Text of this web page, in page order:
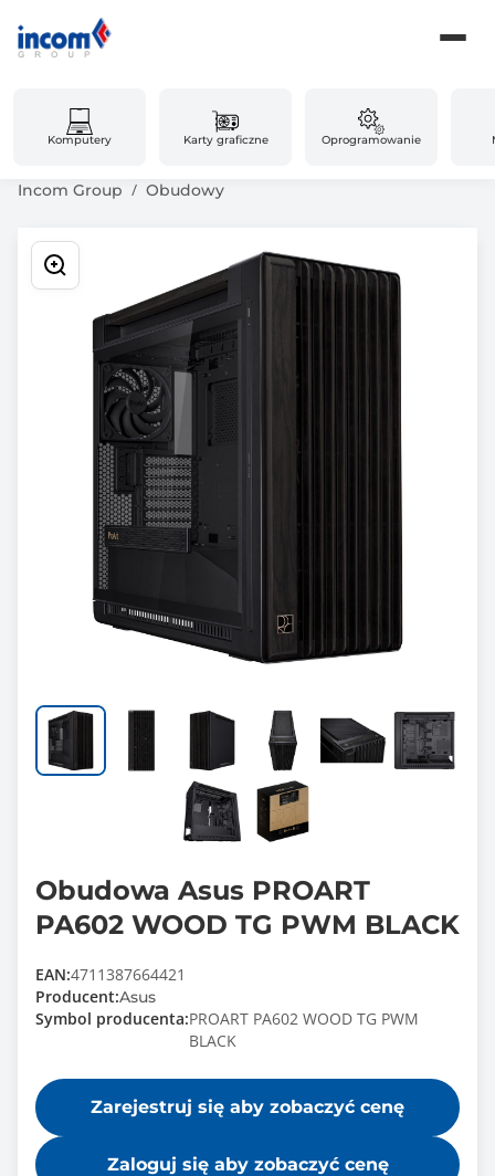
Komputery Karty graficzne Oprogramowanie
Incom Group Obudowy
Obudowa Asus PROART
PA602 WOOD TG PWM BLACK
EAN:4711387664421
Producent:Asus
Symbol producenta:PROART PA602 WOOD TG PWM
BLACK
Zarejestruj się aby zobaczyć cenę
Zaloguj się aby zobaczyć cenę